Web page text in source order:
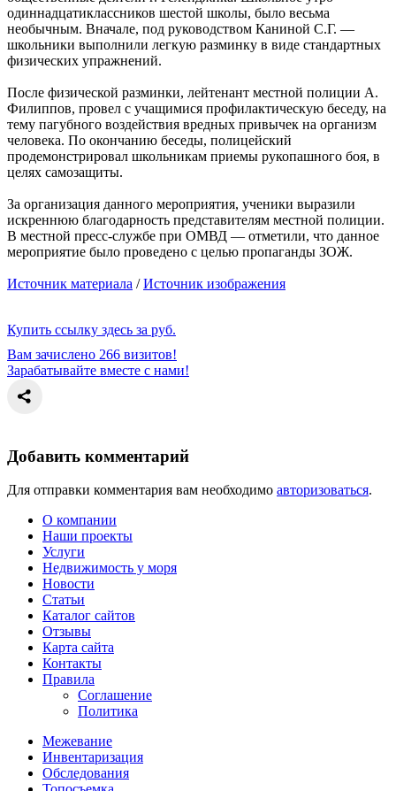
одиннадцатиклассников шестой школы, было весьма
необычным. Вначале, под руководством Каниной С.Г. —
школьники выполнили легкую разминку в виде стандартных
физических упражнений.
После физической разминки, лейтенант местной полиции А.
Филиппов, провел с учащимися профилактическую беседу, на
тему пагубного воздействия вредных привычек на организм
человека. По окончанию беседы, полицейский
продемонстрировал школьникам приемы рукопашного боя, в
целях самозащиты.
За организация данного мероприятия, ученики выразили
искреннюю благодарность представителям местной полиции.
В местной пресс-службе при ОМВД — отметили, что данное
мероприятие было проведено с целью пропаганды ЗОЖ.
Источник материала /Источник изображения
Купить ссылку здесь за руб.
Вам зачислено 266 визитов!
Зарабатывайте вместе с нами!
Добавить комментарий
Для отправки комментария вам необходимо авторизоваться.
О компании
Наши проекты
Услуги
Недвижимость у моря
Новости
Статьи
Каталог сайтов
Отзывы
Карта сайта
Контакты
Правила
Соглашение
Политика
Межевание
Инвентаризация
Обследования